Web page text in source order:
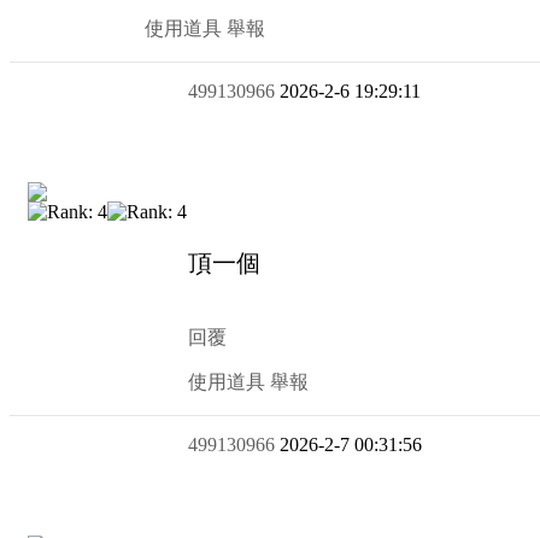
使用道具 舉報
499130966 2026-2-6 19:29:11
頂
回覆
使用道具 舉報
499130966 2026-2-7 00:31:56